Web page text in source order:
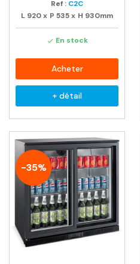
Ref : C2C
L 920x P 535x H 930mm
 En stock
Acheter
+ détail
-35%